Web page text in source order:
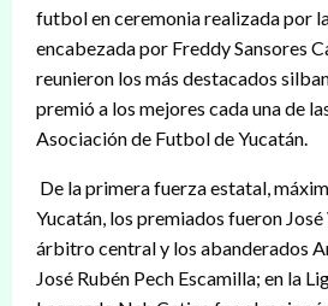
futbol en ceremonia realizada por
encabezada por Freddy Sansores
reunieron los más destacados
premió a los mejores cada una de
Asociación de Futbol de Yucatán.
De la primera fuerza estatal,
Yucatán, los premiados fueron
árbitro central y los abanderados
José Rubén Pech Escamilla; en la